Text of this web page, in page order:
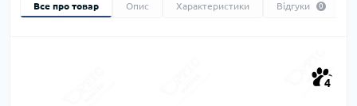
Все про товар Опис Характеристики Відгуки 0
4